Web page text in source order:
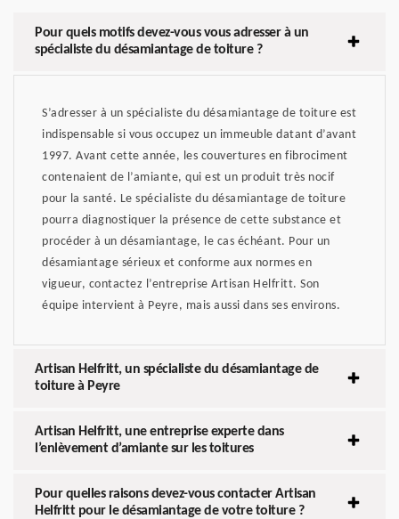
Pour quels motifs devez-vous vous adresser à un
spécialiste du désamiantage de toiture ?
S’adresser à un spécialiste du désamiantage de toiture est
indispensable si vous occupez un immeuble datant d’avant
1997. Avant cette année, les couvertures en fibrociment
contenaient de l’amiante, qui est un produit très nocif
pour la santé. Le spécialiste du désamiantage de toiture
pourra diagnostiquer la présence de cette substance et
procéder à un désamiantage, le cas échéant. Pour un
désamiantage sérieux et conforme aux normes en
vigueur, contactez l’entreprise Artisan Helfritt. Son
équipe intervient à Peyre, mais aussi dans ses environs.
Artisan Helfritt, un spécialiste du désamiantage de
toiture à Peyre
Artisan Helfritt, une entreprise experte dans
l’enlèvement d’amiante sur les toitures
Pour quelles raisons devez-vous contacter Artisan
Helfritt pour le désamiantage de votre toiture ?